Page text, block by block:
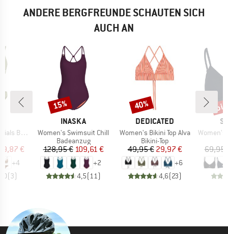
ANDERE BERGFREUNDE SCHAUTEN SICH
AUCH AN
Bikini Set
Preis
€
+4
(3)
MARKE
INASKA
Artikel
Women's Swimsuit Chill
Produktgruppe
Badeanzug
Preis
128,95 €reduzierter Preis
109,61 €
+2
4,5(11)
Rabatt
15%
MARKE
DEDICATED
Artikel
Women's Bikini Top Alva
Produktgruppe
Bikini-Top
Preis
49,95 €reduzierter Preis
29,97 €
+6
4,6(23)
Rabatt
40%
Artikel
Women's
69,95